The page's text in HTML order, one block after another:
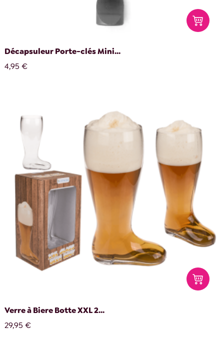
Décapsuleur Porte-clés Mini...
4,95 €
Verre à Biere Botte XXL 2...
29,95 €